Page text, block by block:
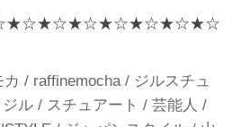
カ / raffinemocha / ジルスチュ
ル / スチュアート / 芸能人 /